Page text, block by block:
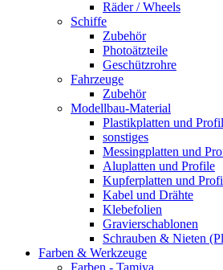
Räder / Wheels
Schiffe
Zubehör
Photoätzteile
Geschützrohre
Fahrzeuge
Zubehör
Modellbau-Material
Plastikplatten und
sonstiges
Messingplatten und
Aluplatten und Profile
Kupferplatten und
Kabel und Drähte
Klebefolien
Gravierschablonen
Schrauben & Nieten
Farben & Werkzeuge
Farben - Tamiya